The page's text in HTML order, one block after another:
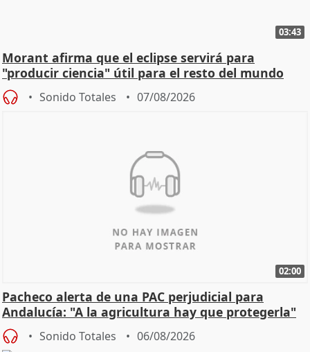
03:43
Morant afirma que el eclipse servirá para
"producir ciencia" útil para el resto del mundo
Sonido Totales 07/08/2026
02:00
Pacheco alerta de una PAC perjudicial para
Andalucía: "A la agricultura hay que protegerla"
Sonido Totales 06/08/2026